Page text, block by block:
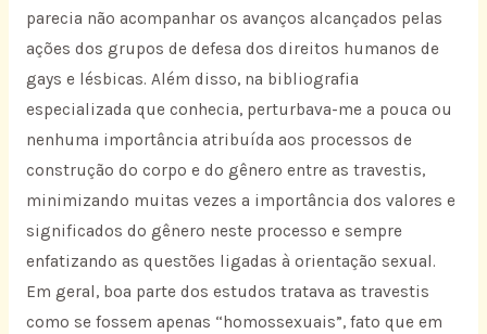
parecia não acompanhar os avanços alcançados pelas
ações dos grupos de defesa dos direitos humanos de
gays e lésbicas. Além disso, na bibliografia
especializada que conhecia, perturbava-me a pouca ou
nenhuma importância atribuída aos processos de
construção do corpo e do gênero entre as travestis,
minimizando muitas vezes a importância dos valores e
significados do gênero neste processo e sempre
enfatizando as questões ligadas à orientação sexual.
Em geral, boa parte dos estudos tratava as travestis
como se fossem apenas “homossexuais”, fato que em